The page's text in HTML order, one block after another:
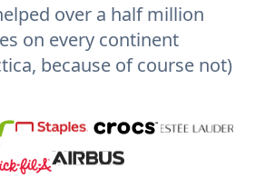
over a half million
on every continent
because of course not)